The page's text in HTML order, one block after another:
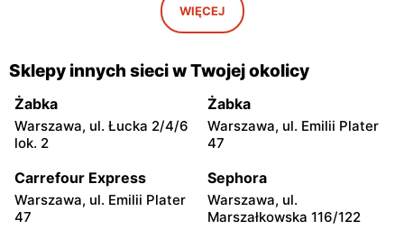
Piotrków Trybunalski al.
Włocławek, ul. Cmentarna
Auchan Hipermarket
Kielce, ul. Radomska 8
Auchan Hipermarket
Lublin, ul. Witolda Chodźki
14
Auchan Hipermarket
Lublin al. Wincentego
Witosa 32a
Auchan Hipermarket
Olsztyn al. Generała
Władysława Sikorskiego 2B
Auchan Hipermarket Auchan Hipermarket
WIĘCEJ
Sklepy innych sieci w Twojej okolicy
Żabka
Warszawa, ul. Łucka 2/4/6
lok. 2
Żabka
Warszawa, ul. Emilii Plater
47
Carrefour Express
Warszawa, ul. Emilii Plater
47
Sephora
Warszawa, ul.
Marszałkowska 116/122